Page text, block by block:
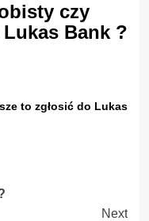
czy
Bank ?
to zgłosić do Lukas
Next